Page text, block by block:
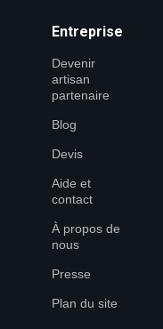
Entreprise
Devenir
artisan
partenaire
Blog
Devis
Aide et
contact
À propos de
nous
Presse
Plan du site